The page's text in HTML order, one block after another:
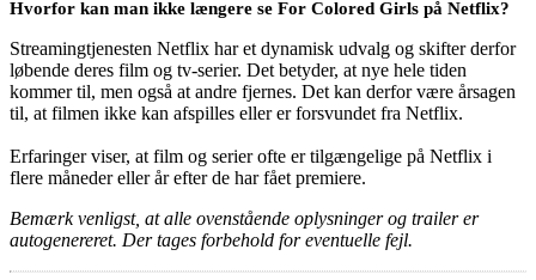
Hvorfor kan man ikke længere se For Colored Girls på Netflix?
Streamingtjenesten Netflix har et dynamisk udvalg og skifter derfor
løbende deres film og tv-serier. Det betyder, at nye hele tiden
kommer til, men også at andre fjernes. Det kan derfor være årsagen
til, at filmen ikke kan afspilles eller er forsvundet fra Netflix.
Erfaringer viser, at film og serier ofte er tilgængelige på Netflix i
flere måneder eller år efter de har fået premiere.
Bemærk venligst, at alle ovenstående oplysninger og trailer er
autogenereret. Der tages forbehold for eventuelle fejl.